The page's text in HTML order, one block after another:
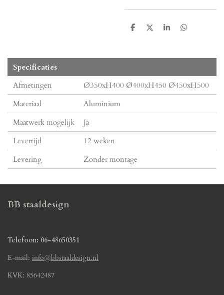
D
n
D
S
e
D
n
Specificaties
Afmetingen
Ø350xH400 Ø400xH450 Ø450xH500
Materiaal
Aluminium
Maatwerk mogelijk
Ja
Levertijd
12 weken
Levering
Zonder montage
BB staaldesign
Telefoon: 06-48650351
E-mail: info@bbstaaldesign.nl
KVK: 85642487